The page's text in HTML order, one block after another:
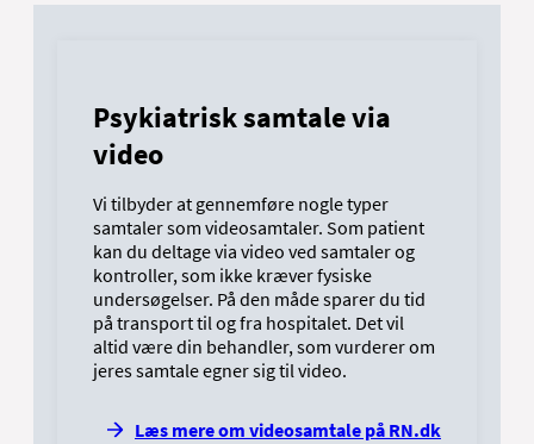
Psykiatrisk samtale via
video
Vi tilbyder at gennemføre nogle typer
samtaler som videosamtaler. Som patient
kan du deltage via video ved samtaler og
kontroller, som ikke kræver fysiske
undersøgelser. På den måde sparer du tid
på transport til og fra hospitalet. Det vil
altid være din behandler, som vurderer om
jeres samtale egner sig til video.
Læs mere om videosamtale på RN.dk